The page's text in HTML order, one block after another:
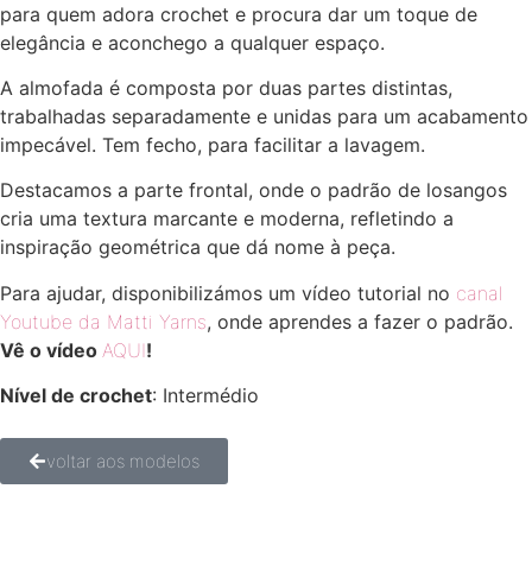
para quem adora crochet e procura dar um toque de
elegância e aconchego a qualquer espaço.
A almofada é composta por duas partes distintas,
trabalhadas separadamente e unidas para um acabamento
impecável. Tem fecho, para facilitar a lavagem.
Destacamos a parte frontal, onde o padrão de losangos
cria uma textura marcante e moderna, refletindo a
inspiração geométrica que dá nome à peça.
Para ajudar, disponibilizámos um vídeo tutorial no canal
Youtube da Matti Yarns, onde aprendes a fazer o padrão.
Vê o vídeo AQUI!
Nível de crochet: Intermédio
voltar aos modelos